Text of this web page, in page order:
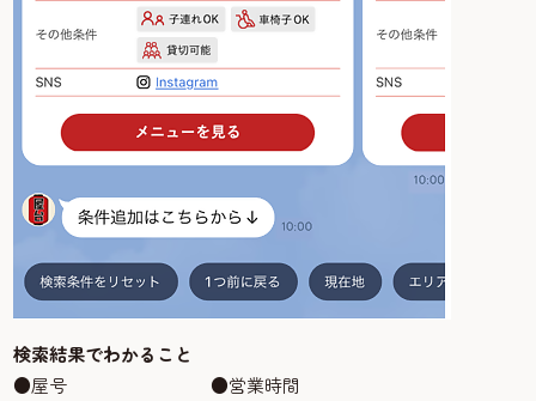
検索結果でわかること
●屋号 ●営業時間